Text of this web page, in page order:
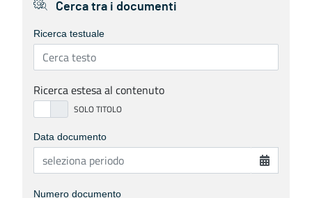
Cerca tra i documenti
Ricerca testuale
Ricerca estesa al contenuto
Data documento
Numero documento